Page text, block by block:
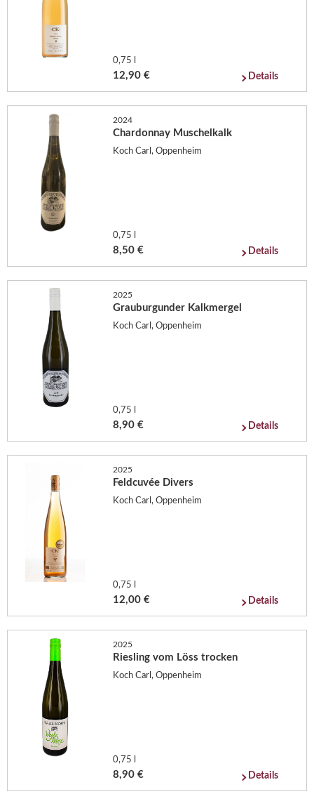
0,75 l
12,90 € Details
2024
Chardonnay Muschelkalk
Koch Carl, Oppenheim
0,75 l
8,50 € Details
2025
Grauburgunder Kalkmergel
Koch Carl, Oppenheim
0,75 l
8,90 € Details
2025
Feldcuvée Divers
Koch Carl, Oppenheim
0,75 l
12,00 € Details
2025
Riesling vom Löss trocken
Koch Carl, Oppenheim
0,75 l
8,90 € Details